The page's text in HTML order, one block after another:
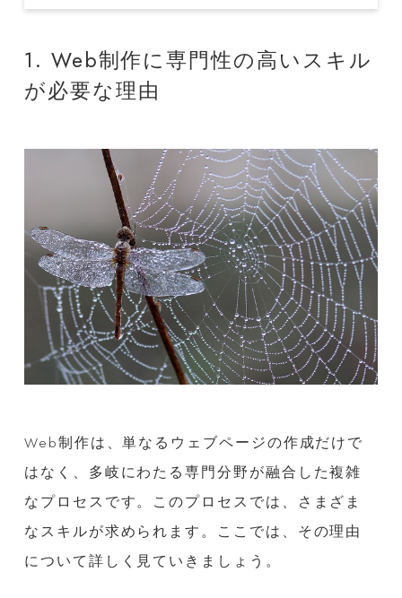
1. Web制作に専門性の高いスキル
が必要な理由
Web制作は、単なるウェブページの作成だけで
はなく、多岐にわたる専門分野が融合した複雑
なプロセスです。このプロセスでは、さまざま
なスキルが求められます。ここでは、その理由
について詳しく見ていきましょう。